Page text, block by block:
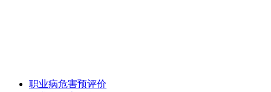
职业病危害预评价